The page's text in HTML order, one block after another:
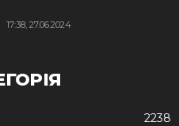
17:38, 27.06.2024
2238